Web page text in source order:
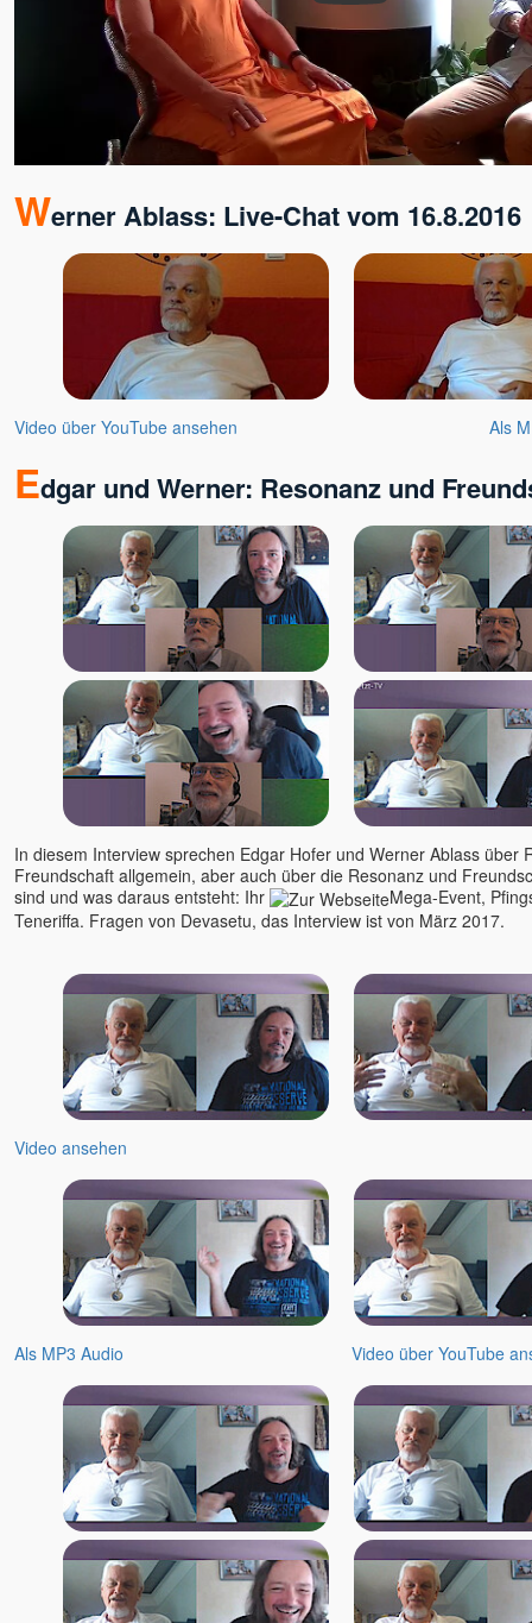
Werner Ablass: Live-Chat vom 16.8.2016
Video über YouTube ansehen Als
Edgar und Werner: Resonanz und
In diesem Interview sprechen Edgar Hofer und Werner Ablass über
Freundschaft allgemein, aber auch über die Resonanz und
sind und was daraus entsteht: Ihr
Mega-Event,
Teneriffa. Fragen von Devasetu, das Interview ist von März 2017.
Video ansehen
Als MP3 Audio Video über YouTube